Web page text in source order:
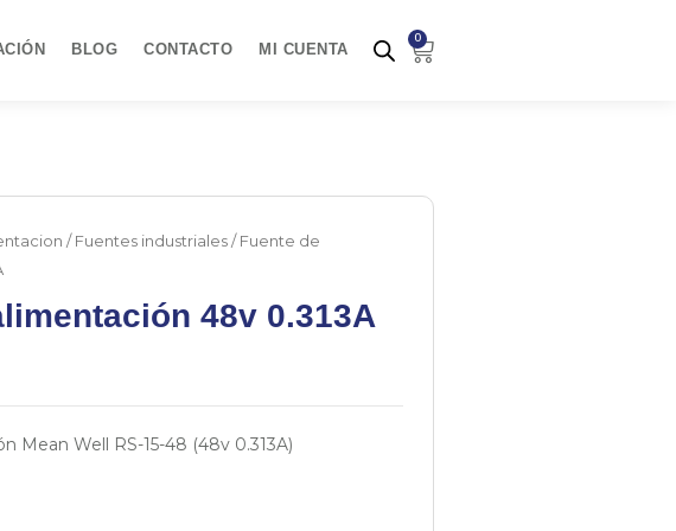
BLOG CONTACTO MI CUENTA
0
Carrito
/Fuentes industriales/ Fuente de
48v 0.313A
Mean Well RS-15-48 (48v 0.313A)